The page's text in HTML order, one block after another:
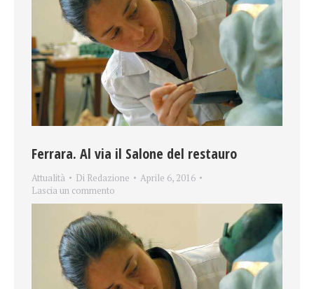
Ferrara. Al via il Salone del restauro
Attualità Di Redazione
Aprile 6, 2016
Lascia un commento